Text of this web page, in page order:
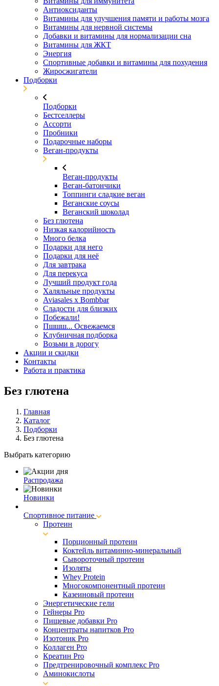
Антиоксиданты
Витамины для улучшения памяти и работы мозга
Витамины для нервной системы
Добавки и витамины для нормализации сна
Витамины для ЖКТ
Энергия
Спортивные добавки и витамины для похудения
Жиросжигатели
Подборки
Подборки
Бестселлеры
Ассорти
Пробники
Подарочные наборы
Веган-продукты
Веган-продукты
Веган-батончики
Топпинги сладкие веган
Веганские соусы
Веганский шоколад
Без глютена
Низкая калорийность
Много белка
Подарки для него
Подарки для неё
Для завтрака
Для перекуса
Лучший продукт года
Халяльные продукты
Aviasales x Bombbar
Сладости для близких
Побежали!
Пшшш... Освежаемся
Клубничная подборка
Возьми в дорогу
Акции и скидки
Контакты
Работа и практика
Без глютена
Главная
Каталог
Подборки
Без глютена
Выбрать категорию
Распродажа
Новинки
Спортивное питание
Протеин
Порционный протеин
Коктейль витаминно-минеральный
Сывороточный протеин
Изоляты
Whey Protein
Многокомпонентный протеин
Казеиновый протеин
Энергетические гели
Гейнеры Pro
Пищевые добавки Pro
Концентраты напитков Pro
Изотоник Pro
Коллаген Pro
Креатин Pro
Предтренировочный комплекс Pro
Аминокислоты